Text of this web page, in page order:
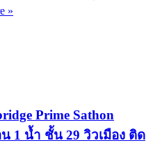
»
Prime Sathon
1 น้ำ ชั้น 29 วิวเมือง ติด